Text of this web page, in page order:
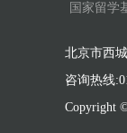
国家留学
北京市西
咨询热线
Copyright